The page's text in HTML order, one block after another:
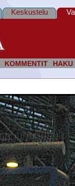
KOMMENTIT HAKU
Keskustelu